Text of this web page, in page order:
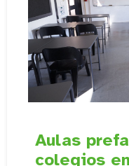
Aulas
colegios